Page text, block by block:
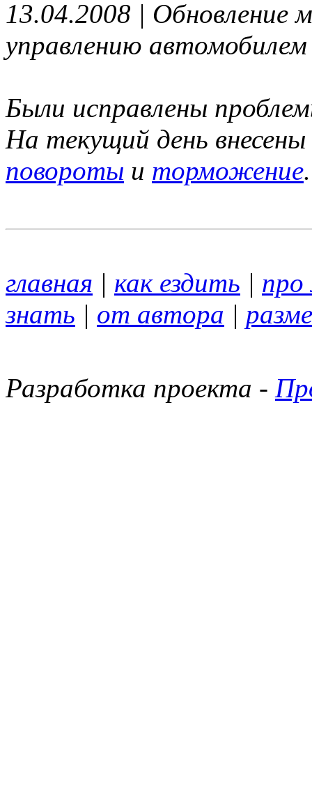
13.04.2008 | Обновление
управлению автомобилем
Были исправлены
На текущий день
повороты и торможение.
главная | как ездить |
знать | от автора |
Разработка проекта -